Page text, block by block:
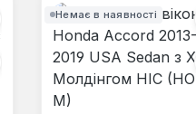
Немає в наявності